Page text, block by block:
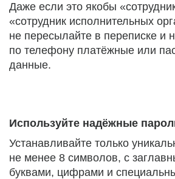
Даже если это якобы
«сотрудник исполнительных
не пересылайте в переписке и
по телефону платёжные или
данные.
Используйте надёжные
Устанавливайте только
не менее 8 символов, с
буквами, цифрами и